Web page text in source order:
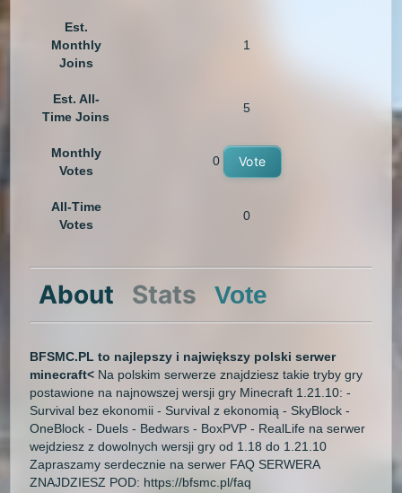
Est.
Monthly
Joins
1
Est. All-
Time Joins
5
Monthly
Votes
0 Vote
All-Time
Votes
0
About Stats Vote
BFSMC.PL to najlepszy i największy polski serwer
minecraft< Na polskim serwerze znajdziesz takie tryby gry
postawione na najnowszej wersji gry Minecraft 1.21.10: -
Survival bez ekonomii - Survival z ekonomią - SkyBlock -
OneBlock - Duels - Bedwars - BoxPVP - RealLife na serwer
wejdziesz z dowolnych wersji gry od 1.18 do 1.21.10
Zapraszamy serdecznie na serwer FAQ SERWERA
ZNAJDZIESZ POD: https://bfsmc.pl/faq